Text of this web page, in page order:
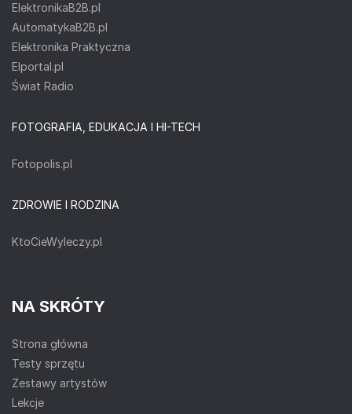
ElektronikaB2B.pl
AutomatykaB2B.pl
Elektronika Praktyczna
Elportal.pl
Świat Radio
FOTOGRAFIA, EDUKACJA I HI-TECH
Fotopolis.pl
ZDROWIE I RODZINA
KtoCieWyleczy.pl
NA SKRÓTY
Strona główna
Testy sprzętu
Zestawy artystów
Lekcje